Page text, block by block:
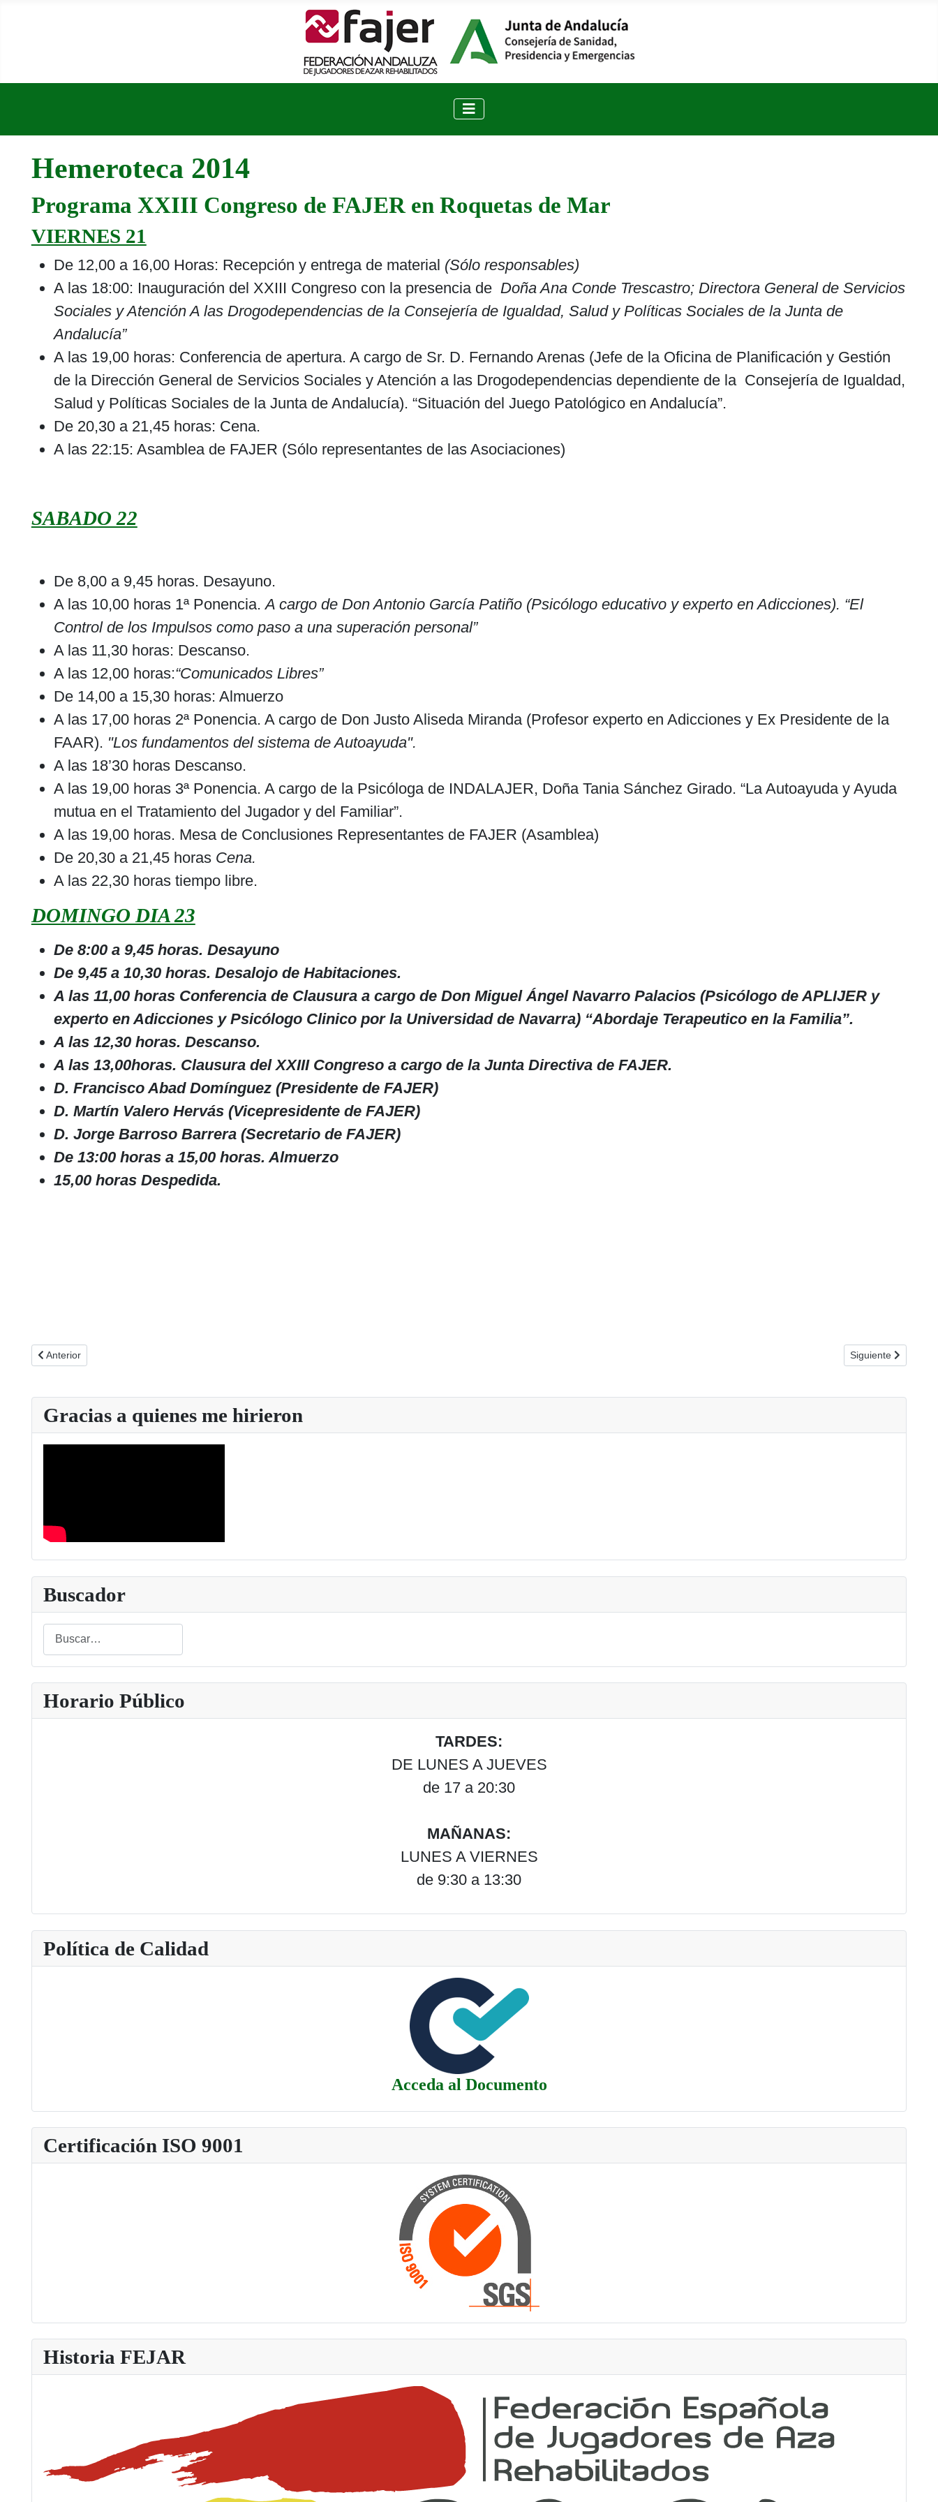
Hemeroteca 2014
Programa XXIII Congreso de FAJER en Roquetas de Mar
VIERNES 21
De 12,00 a 16,00 Horas: Recepción y entrega de material (Sólo responsables)
A las 18:00: Inauguración del XXIII Congreso con la presencia de Doña Ana Conde Trescastro; Directora General de Servicios
Sociales y Atención A las Drogodependencias de la Consejería de Igualdad, Salud y Políticas Sociales de la Junta de
Andalucía”
A las 19,00 horas: Conferencia de apertura. A cargo de Sr. D. Fernando Arenas (Jefe de la Oficina de Planificación y Gestión
de la Dirección General de Servicios Sociales y Atención a las Drogodependencias dependiente de la Consejería de Igualdad,
Salud y Políticas Sociales de la Junta de Andalucía). “Situación del Juego Patológico en Andalucía”.
De 20,30 a 21,45 horas: Cena.
A las 22:15: Asamblea de FAJER (Sólo representantes de las Asociaciones)
SABADO 22
De 8,00 a 9,45 horas. Desayuno.
A las 10,00 horas 1ª Ponencia.A cargo de Don Antonio García Patiño (Psicólogo educativo y experto en Adicciones). “El
Control de los Impulsos como paso a una superación personal”
A las 11,30 horas: Descanso.
A las 12,00 horas:“Comunicados Libres”
De 14,00 a 15,30 horas: Almuerzo
A las 17,00 horas 2ª Ponencia. A cargo de Don Justo Aliseda Miranda (Profesor experto en Adicciones y Ex Presidente de la
FAAR). "Los fundamentos del sistema de Autoayuda".
A las 18’30 horas Descanso.
A las 19,00 horas 3ª Ponencia. A cargo de la Psicóloga de INDALAJER, Doña Tania Sánchez Girado. “La Autoayuda y Ayuda
mutua en el Tratamiento del Jugador y del Familiar”.
A las 19,00 horas. Mesa de Conclusiones Representantes de FAJER (Asamblea)
De 20,30 a 21,45 horas Cena.
A las 22,30 horas tiempo libre.
DOMINGO DIA 23
De 8:00 a 9,45 horas. Desayuno
De 9,45 a 10,30 horas. Desalojo de Habitaciones.
A las 11,00 horas Conferencia de Clausura a cargo de Don Miguel Ángel Navarro Palacios (Psicólogo de APLIJER y
experto en Adicciones y Psicólogo Clinico por la Universidad de Navarra) “Abordaje Terapeutico en la Familia”.
A las 12,30 horas. Descanso.
A las 13,00horas. Clausura del XXIII Congreso a cargo de la Junta Directiva de FAJER.
D. Francisco Abad Domínguez (Presidente de FAJER)
D. Martín Valero Hervás (Vicepresidente de FAJER)
D. Jorge Barroso Barrera (Secretario de FAJER)
De 13:00 horas a 15,00 horas. Almuerzo
15,00 horas Despedida.
Artículo anterior: Conclusiones del XXIII Congreso de Fajer en Roquetas de Mar - Almería
Anterior Artículo siguiente:
Siguiente
Gracias a quienes me hirieron
Buscador
Buscar
Type 2 or more characters for results.
Horario Público
TARDES:
DE LUNES A JUEVES
de 17 a 20:30
MAÑANAS:
LUNES A VIERNES
de 9:30 a 13:30
Política de Calidad
Acceda al Documento
Certificación ISO 9001
Historia FEJAR